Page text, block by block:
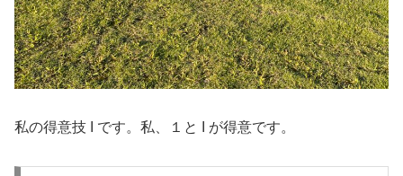
私の得意技 I です。私、１と I が得意です。